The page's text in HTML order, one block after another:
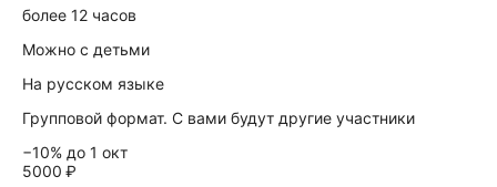
более 12 часов
Можно с детьми
На русском языке
Групповой формат. С вами будут другие участники
−10% до 1 окт
5000 ₽